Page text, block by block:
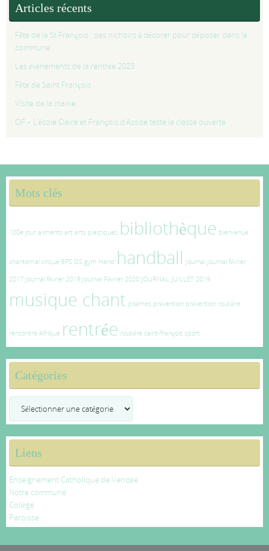
Articles récents
Fête de la St François : des nichoirs à décorer pour déposer dans la
commune
Les événements de la rentrée 2023
Fête de Saint François
Visite de la mairie
OF – L’école Claire et François d’Assise teste la classe ouverte
Mots clés
100e jour aliments art arts plastiques bibliothèque bienvenue
chantemai cirque EPS GS gym Hand handball Journal Journal février
2017 Journal février 2019 Journal Février 2020 JOURNAL JUILLET 2019
musique chant poèmes prévention prévention routière
rencontre Afrique rentrée routière saint-françois sport
Catégories
Liens
Enseignement Catholique de Vendée
Notre commune
Collège
Paroisse